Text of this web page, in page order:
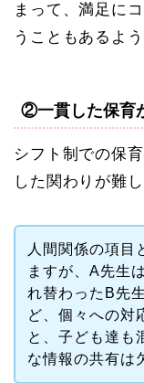
まって、満足に
うこともあるよう
②一貫した保育
シフト制での保
した関わりが難
人間関係の項目
ますが、A先生
れ替わったB先
ど、個々への対
と、子ども達も
な情報の共有は